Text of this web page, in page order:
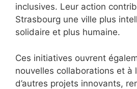
inclusives. Leur action
Strasbourg une ville plus
solidaire et plus humaine.
Ces initiatives ouvrent
nouvelles collaborations et à
d’autres projets innovants,